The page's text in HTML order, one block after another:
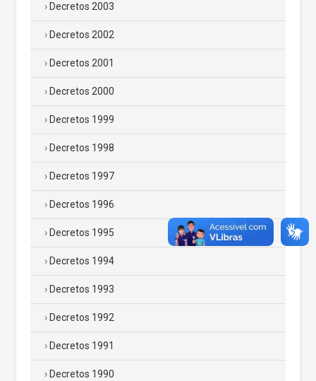
Decretos 2003
Decretos 2002
Decretos 2001
Decretos 2000
Decretos 1999
Decretos 1998
Decretos 1997
Decretos 1996
Decretos 1995
Decretos 1994
Decretos 1993
Decretos 1992
Decretos 1991
Decretos 1990